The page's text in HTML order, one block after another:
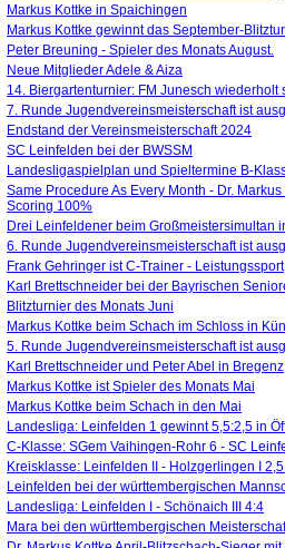
Markus Kottke in Spaichingen
Markus Kottke gewinnt das September-
Peter Breuning - Spieler des Monats August.
Neue Mitglieder Adele & Aiza
14. Biergartenturnier: FM Junesch wiederholt
7. Runde Jugendvereinsmeisterschaft ist
Endstand der Vereinsmeisterschaft 2024
SC Leinfelden bei der BWSSM
Landesligaspielplan und Spieltermine B-
Same Procedure As Every Month - Dr.
Scoring 100%
Drei Leinfeldener beim Großmeistersimultan
6. Runde Jugendvereinsmeisterschaft ist
Frank Gehringer ist C-Trainer - Leistungssport
Karl Brettschneider bei der Bayrischen
Blitzturnier des Monats Juni
Markus Kottke beim Schach im Schloss in
5. Runde Jugendvereinsmeisterschaft ist
Karl Brettschneider und Peter Abel in Bregenz
Markus Kottke ist Spieler des Monats Mai
Markus Kottke beim Schach in den Mai
Landesliga: Leinfelden 1 gewinnt 5,5:2,5 in
C-Klasse: SGem Vaihingen-Rohr 6 - SC
Kreisklasse: Leinfelden II - Holzgerlingen I
Leinfelden bei der württembergischen
Landesliga: Leinfelden I - Schönaich III 4:4
Mara bei den württembergischen